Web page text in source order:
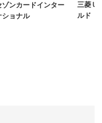
ゾンカードインター
ショナル
三菱Ｕ
ルド